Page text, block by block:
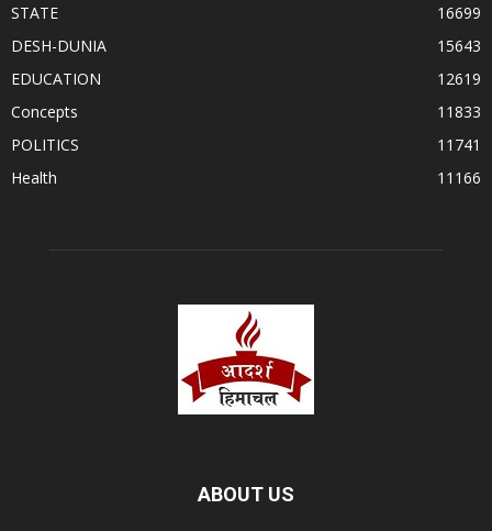
STATE
16699
DESH-DUNIA
15643
EDUCATION
12619
Concepts
11833
POLITICS
11741
Health
11166
ABOUT US